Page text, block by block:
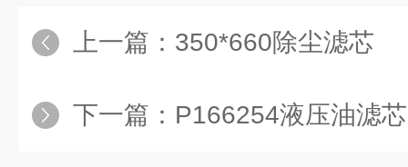
上一篇： 350*660除尘滤芯
下一篇： P166254液压油滤芯